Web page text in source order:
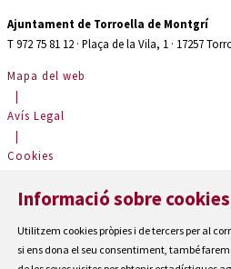
Ajuntament de Torroella de Montgrí
T 972 75 81 12 · Plaça de la Vila, 1 · 17257
Mapa del web
|
Avís Legal
|
Cookies
Contactar
Accessibilitat
Informació sobre cookies
Utilitzem cookies pròpies i de tercers per al
si ens dona el seu consentiment, també